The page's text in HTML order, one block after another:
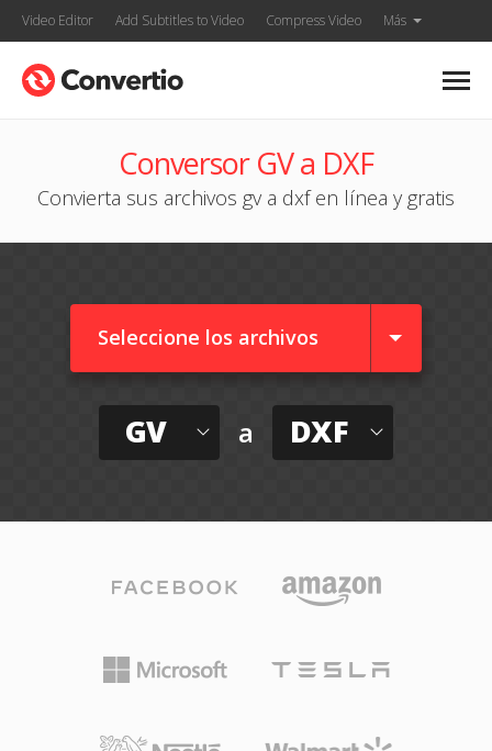
Video Editor Add Subtitles to Video Compress Video Más
Conversor GV a DXF
Convierta sus archivos gv a dxf en línea y gratis
Seleccione los archivos
GV a DXF